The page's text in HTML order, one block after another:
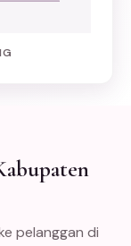
pelanggan di